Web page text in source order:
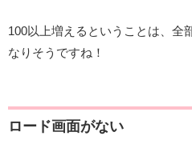
100以上増えるということは、全
なりそうですね！
ロード画面がない